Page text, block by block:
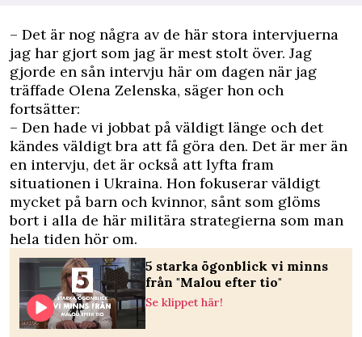
– Det är nog några av de här stora intervjuerna
jag har gjort som jag är mest stolt över. Jag
gjorde en sån intervju här om dagen när jag
träffade Olena Zelenska, säger hon och
fortsätter:
– Den hade vi jobbat på väldigt länge och det
kändes väldigt bra att få göra den. Det är mer än
en intervju, det är också att lyfta fram
situationen i Ukraina. Hon fokuserar väldigt
mycket på barn och kvinnor, sånt som glöms
bort i alla de här militära strategierna som man
hela tiden hör om.
5 starka ögonblick vi minns
från "Malou efter tio"
Se klippet här!